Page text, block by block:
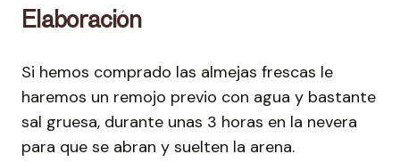
Elaboración
Si hemos comprado las almejas frescas le
haremos un remojo previo con agua y bastante
sal gruesa, durante unas 3 horas en la nevera
para que se abran y suelten la arena.